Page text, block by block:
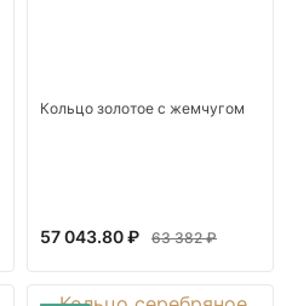
Кольцо золотое с жемчугом
57 043.80 ₽ 63 382 ₽